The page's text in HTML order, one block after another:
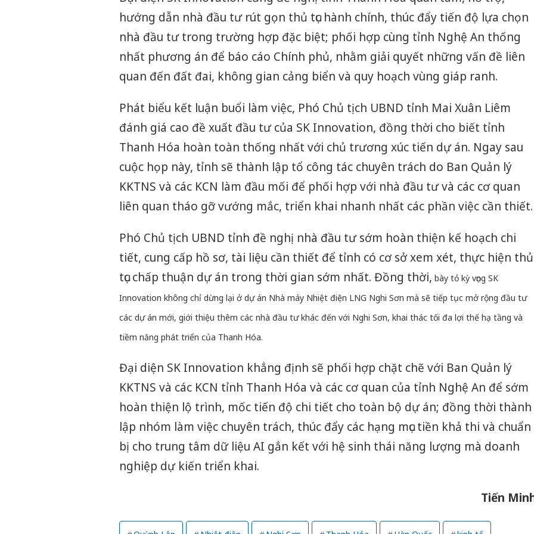
hướng dẫn nhà đầu tư rút gọn thủ tục hành chính, thúc đẩy tiến độ lựa chọn
nhà đầu tư trong trường hợp đặc biệt; phối hợp cùng tỉnh Nghệ An thống
nhất phương án để báo cáo Chính phủ, nhằm giải quyết những vấn đề liên
quan đến đất đai, không gian cảng biển và quy hoạch vùng giáp ranh.
Phát biểu kết luận buổi làm việc, Phó Chủ tịch UBND tỉnh Mai Xuân Liêm
đánh giá cao đề xuất đầu tư của SK Innovation, đồng thời cho biết tỉnh
Thanh Hóa hoàn toàn thống nhất với chủ trương xúc tiến dự án. Ngay sau
cuộc họp này, tỉnh sẽ thành lập tổ công tác chuyên trách do Ban Quản lý
KKTNS và các KCN làm đầu mối để phối hợp với nhà đầu tư và các cơ quan
liên quan tháo gỡ vướng mắc, triển khai nhanh nhất các phần việc cần thiết.
Phó Chủ tịch UBND tỉnh đề nghị nhà đầu tư sớm hoàn thiện kế hoạch chi
tiết, cung cấp hồ sơ, tài liệu cần thiết để tỉnh có cơ sở xem xét, thực hiện thủ
tục chấp thuận dự án trong thời gian sớm nhất. Đồng thời, bày tỏ kỳ vọng SK
Innovation không chỉ dừng lại ở dự án Nhà máy Nhiệt điện LNG Nghi Sơn mà sẽ tiếp tục mở rộng đầu tư
các dự án mới, giới thiệu thêm các nhà đầu tư khác đến với Nghi Sơn, khai thác tối đa lợi thế hạ tầng và
tiềm năng phát triển của Thanh Hóa.
Đại diện SK Innovation khẳng định sẽ phối hợp chặt chẽ với Ban Quản lý
KKTNS và các KCN tỉnh Thanh Hóa và các cơ quan của tỉnh Nghệ An để sớm
hoàn thiện lộ trình, mốc tiến độ chi tiết cho toàn bộ dự án; đồng thời thành
lập nhóm làm việc chuyên trách, thúc đẩy các hạng mục tiền khả thi và chuẩn
bị cho trung tâm dữ liệu AI gắn kết với hệ sinh thái năng lượng mà doanh
nghiệp dự kiến triển khai.
Tiến
hại
bán bình
An